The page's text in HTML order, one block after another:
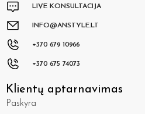
LIVE KONSULTACIJA
INFO@ANSTYLE.LT
+370 679 10966
+370 675 74073
Klientų aptarnavimas
Paskyra